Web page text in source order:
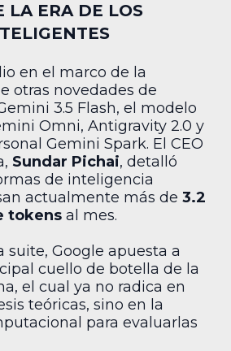
LA ERA DE LOS
en el marco de la
otras novedades de
3.5 Flash, el modelo
Omni, Antigravity 2.0 y
Gemini Spark. El CEO
Sundar Pichai, detalló
de inteligencia
actualmente más de 3.2
tokens al mes.
suite, Google apuesta a
cuello de botella de la
el cual ya no radica en
teóricas, sino en la
para evaluarlas